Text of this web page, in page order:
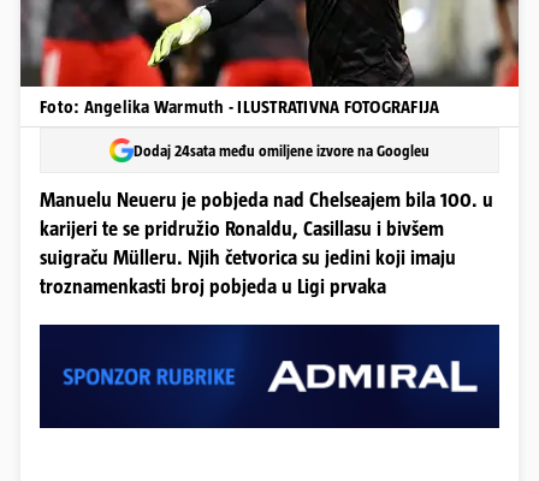
Foto: Angelika Warmuth - ILUSTRATIVNA FOTOGRAFIJA
Dodaj 24sata među omiljene izvore na Googleu
Manuelu Neueru je pobjeda nad Chelseajem bila 100. u
karijeri te se pridružio Ronaldu, Casillasu i bivšem
suigraču Mülleru. Njih četvorica su jedini koji imaju
troznamenkasti broj pobjeda u Ligi prvaka